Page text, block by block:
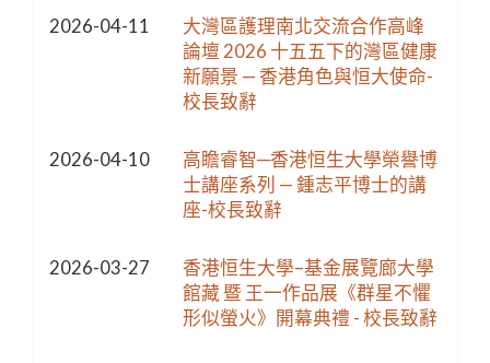
2026-04-11
大灣區護理南北交流合作高峰
論壇 2026 十五五下的灣區健康
新願景 — 香港角色與恒大使命-
校長致辭
2026-04-10
高瞻睿智─香港恒生大學榮譽博
士講座系列 — 鍾志平博士的講
座-校長致辭
2026-03-27
香港恒生大學–基金展覽廊大學
館藏 暨 王一作品展《群星不懼
形似螢火》開幕典禮 - 校長致辭